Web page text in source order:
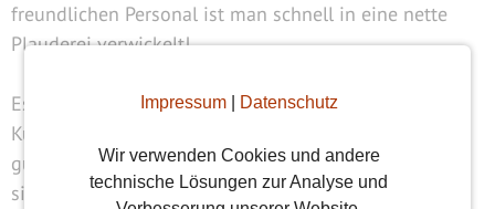
Impressum| Datenschutz
Wir verwenden Cookies und andere
technische Lösungen zur Analyse und
freundlichen Personal ist man schnell in eine nette
Plauderei verwickelt!
Es gibt nicht nur Bier, Kaffee und Tee, sondern auch
Kuchen und weitere Essensspezialitäten zu einem
guten Preis-Leistungs-Verhältnis. Vorbeischauen lohnt
sich!